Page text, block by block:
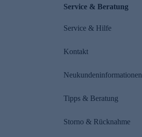
Service & Beratung
Service & Hilfe
Kontakt
Neukundeninformationen
Tipps & Beratung
Storno & Rücknahme